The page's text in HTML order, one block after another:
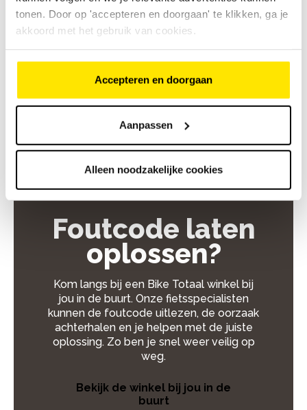
tonen. Door op 'accepteren en doorgaan' te klikken, ga je
akkoord met het gebruik van cookies.
Accepteren en doorgaan
Aanpassen
Alleen noodzakelijke cookies
Soms is het een tijdelijke storing. Soms is de accu
defect.
Is het een dure reparatie?
Vaak niet, als het gaat om een losse verbinding.
Duurder wordt het als de accu vervangen moet
Foutcode laten
oplossen?
Kom langs bij een Bike Totaal winkel bij
jou in de buurt. Onze fietsspecialisten
kunnen de foutcode uitlezen, de oorzaak
achterhalen en je helpen met de juiste
oplossing. Zo ben je snel weer veilig op
weg.
Bekijk de winkel bij jou in de
buurt